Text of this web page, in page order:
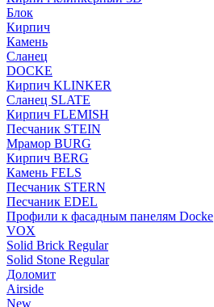
Блок
Кирпич
Камень
Сланец
DOCKE
Кирпич KLINKER
Сланец SLATE
Кирпич FLEMISH
Пес­ча­ник STEIN
Мрамор BURG
Кирпич BERG
Камень FELS
Пес­ча­ник STERN
Пес­ча­ник EDEL
Профили к фасадным панелям Docke
VOX
Solid Brick Regular
Solid Stone Regular
Доломит
Airside
New